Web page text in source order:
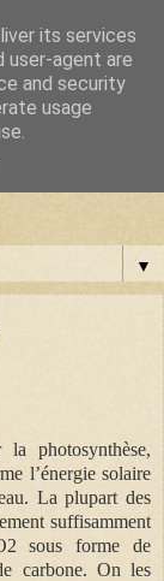
réflexions d'un
▼
photosynthèse,
l’énergie solaire
La plupart des
suffisamment
sous forme de
carbone. On les
its services
user-agent are
and security
usage